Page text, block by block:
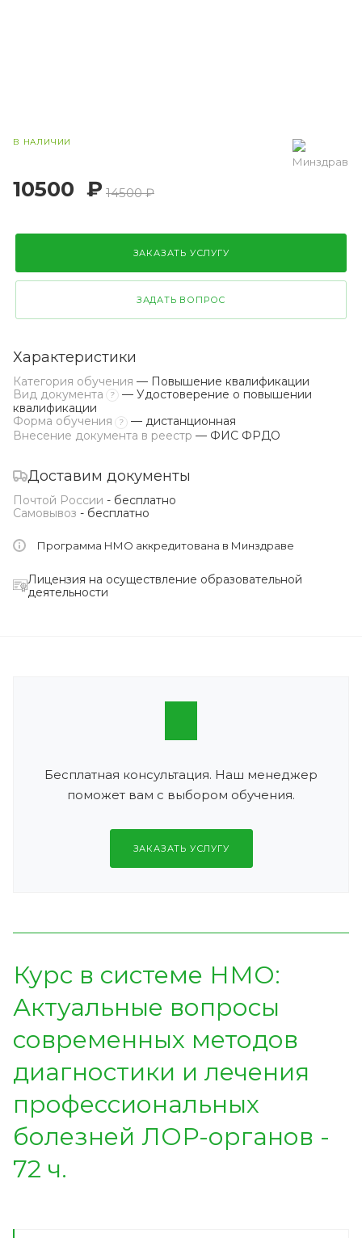
В НАЛИЧИИ
10500 ₽ 14500 ₽
ЗАКАЗАТЬ УСЛУГУ
ЗАДАТЬ ВОПРОС
Характеристики
Категория обучения — Повышение квалификации
Вид документа
?
— Удостоверение о повышении
квалификации
Форма обучения
?
— дистанционная
Внесение документа в реестр — ФИС ФРДО
Доставим документы
Почтой России - бесплатно
Самовывоз - бесплатно
Программа НМО аккредитована в Минздраве
Лицензия на осуществление образовательной
деятельности
Бесплатная консультация. Наш менеджер
поможет вам с выбором обучения.
ЗАКАЗАТЬ УСЛУГУ
Курс в системе НМО:
Актуальные вопросы
современных методов
диагностики и лечения
профессиональных
болезней ЛОР-органов -
72 ч.